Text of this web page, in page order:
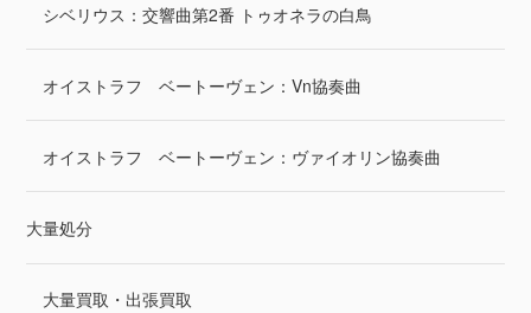
シベリウス：交響曲第2番 トゥオネラの白鳥
オイストラフ ベートーヴェン：Vn協奏曲
オイストラフ ベートーヴェン：ヴァイオリン協奏曲
大量処分
大量買取・出張買取